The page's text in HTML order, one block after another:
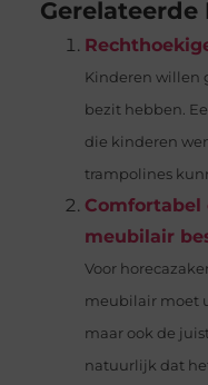
Kinderen willen
bezit hebben.
die kinderen
trampolines
Comfortabel
meubilair
Voor
meubilair moet
maar ook de
natuurlijk dat